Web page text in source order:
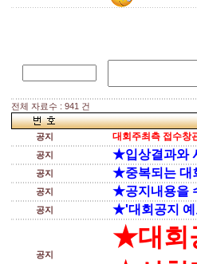
전체 자료수 : 941 건
공지 대회주최측 접수창
공지 ★입상결과와
공지 ★중복되는 대
공지 ★공지내용을
공지 ★'대회공지 예
공지
★대회